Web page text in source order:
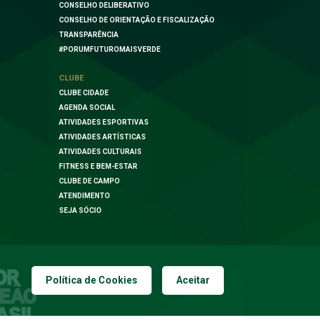
CONSELHO DELIBERATIVO
CONSELHO DE ORIENTAÇÃO E FISCALIZAÇÃO
TRANSPARÊNCIA
#PORUMFUTUROMAISVERDE
CLUBE
CLUBE CIDADE
AGENDA SOCIAL
ATIVIDADES ESPORTIVAS
ATIVIDADES ARTÍSTICAS
ATIVIDADES CULTURAIS
FITNESS E BEM-ESTAR
CLUBE DE CAMPO
ATENDIMENTO
SEJA SÓCIO
Política de Cookies Aceitar